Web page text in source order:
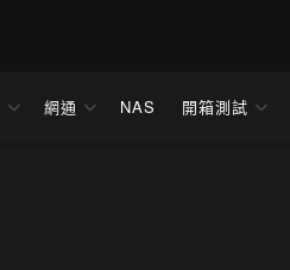
網通 NAS 開箱測試